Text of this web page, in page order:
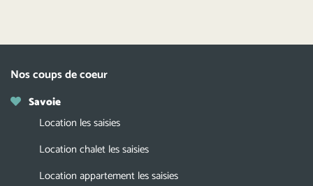
Nos coups de coeur
Savoie
Location les saisies
Location chalet les saisies
Location appartement les saisies